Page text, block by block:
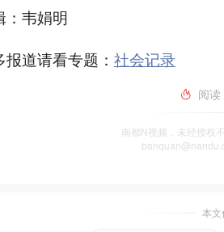
：韦娟明
报道请看专题： 社会记录
阅读
南都N视频，未经授权
本文